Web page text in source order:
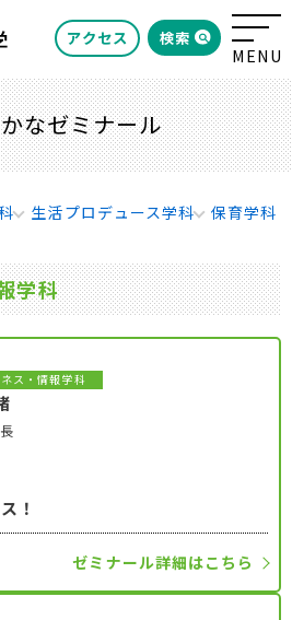
アクセス 検索
なゼミナール
生活プロデュース学科 保育学科
学科
ス・情報学科
！
ゼミナール詳細はこちら